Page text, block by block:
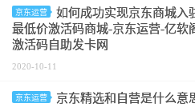
京东运营
如何成功实现京东商城
最低价激活码商城-京东运营-亿软
激活码自助发卡网
2020-10-11
京东运营
京东精选和自营是什么意